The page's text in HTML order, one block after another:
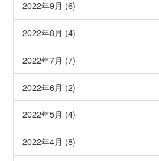
2022年9月 (6)
2022年8月 (4)
2022年7月 (7)
2022年6月 (2)
2022年5月 (4)
2022年4月 (8)